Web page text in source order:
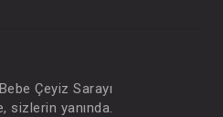
Çeyiz Sarayı
sizlerin yanında.